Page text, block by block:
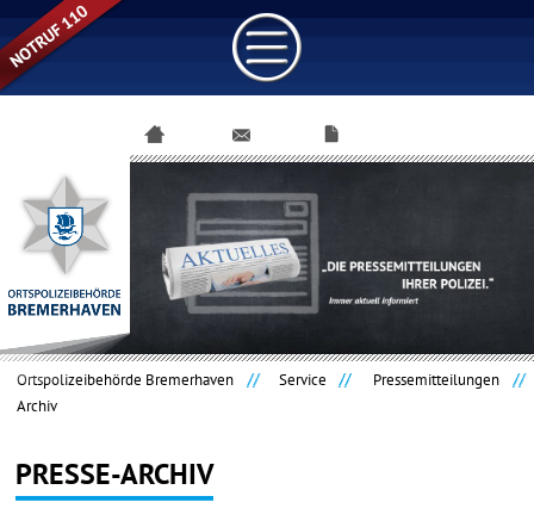
überspringen
Ortspolizeibehörde Bremerhaven Service
Pressemitteilungen
Archiv
PRESSE-ARCHIV